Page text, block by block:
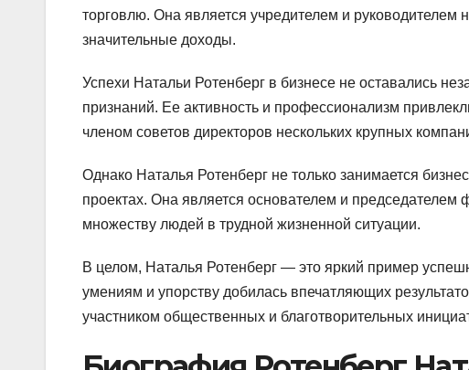
торговлю. Она является учредителем и
значительные доходы.
Успехи Натальи Ротенберг в бизнесе не оставались
признаний. Ее активность и профессионализм
членом советов директоров нескольких крупных
Однако Наталья Ротенберг не только занимается
проектах. Она является основателем и
множеству людей в трудной жизненной ситуации.
В целом, Наталья Ротенберг — это яркий пример
умениям и упорству добилась впечатляющих
участником общественных и благотворительных